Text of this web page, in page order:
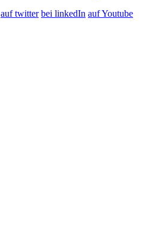
auf twitter bei linkedIn auf Youtube